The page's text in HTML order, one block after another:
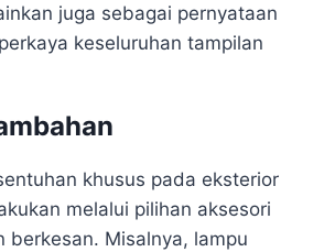
juga sebagai pernyataan
keseluruhan tampilan
khusus pada eksterior
melalui pilihan aksesori
berkesan. Misalnya, lampu